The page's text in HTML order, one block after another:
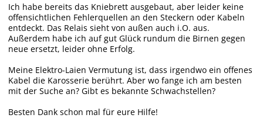
Ich habe bereits das Kniebrett ausgebaut, aber leider keine
offensichtlichen Fehlerquellen an den Steckern oder Kabeln
entdeckt. Das Relais sieht von außen auch i.O. aus.
Außerdem habe ich auf gut Glück rundum die Birnen gegen
neue ersetzt, leider ohne Erfolg.
Meine Elektro-Laien Vermutung ist, dass irgendwo ein offenes
Kabel die Karosserie berührt. Aber wo fange ich am besten
mit der Suche an? Gibt es bekannte Schwachstellen?
Besten Dank schon mal für eure Hilfe!